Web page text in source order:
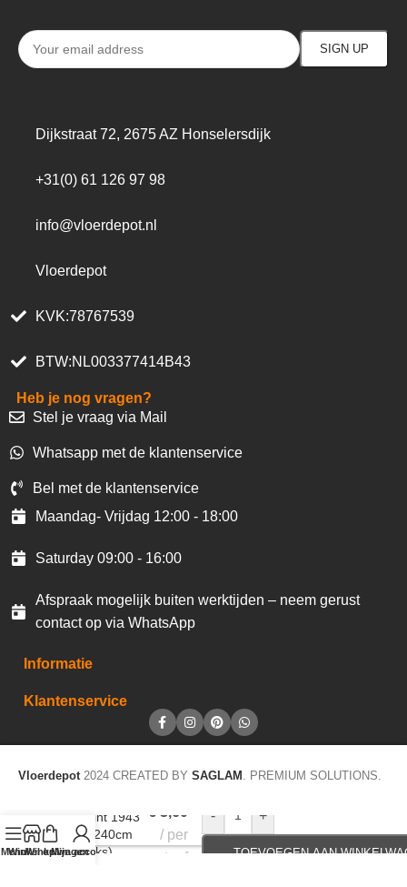
Dijkstraat 72, 2675 AZ Honselersdijk
+31(0) 61 126 97 98
info@vloerdepot.nl
Vloerdepot
KVK:78767539
BTW:NL003377414B43
Heb je nog vragen?
Stel je vraag via Mail
Whatsapp met de klantenservice
Bel met de klantenservice
Maandag- Vrijdag 12:00 - 18:00
Saturday 09:00 - 16:00
Afspraak mogelijk buiten werktijden – neem gerust
contact op via WhatsApp
Informatie
Klantenservice
Vloerdepot 2024 CREATED BY SAGLAM . PREMIUM SOLUTIONS.
Menu
Winkel op
Winkelwagen
Mijn account
Plakplint 1943
5x24x240cm
(40stuks)
€ 3,60
per
staaf
- +
TOEVOEGEN AAN